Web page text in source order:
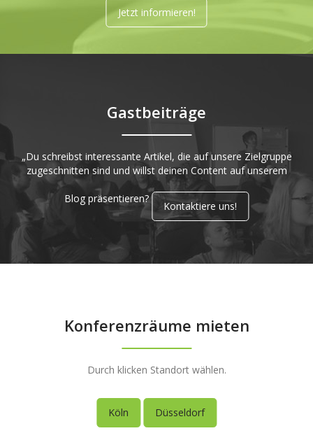
Jetzt informieren!
Gastbeiträge
„Du schreibst interessante Artikel, die auf unsere Zielgruppe
zugeschnitten sind und willst deinen Content auf unserem
Blog präsentieren?
Kontaktiere uns!
Konferenzräume mieten
Durch klicken Standort wählen.
Köln Düsseldorf